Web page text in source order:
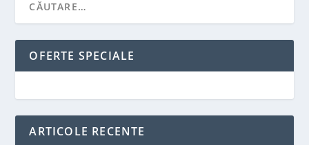
OFERTE SPECIALE
ARTICOLE RECENTE